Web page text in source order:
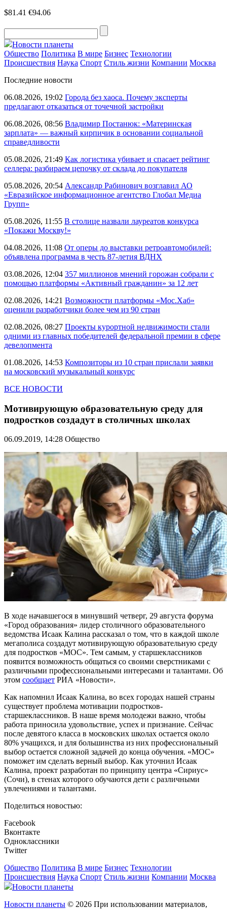
$81.41 €94.06
Новости планеты
Общество Политика В мире Бизнес Технологии
Происшествия Наука Спорт Стиль жизни Компании Москва
Последние новости
06.08.2026, 19:02 Города без хаоса. Почему эксперты
предлагают отказаться от точечной застройки
06.08.2026, 08:56 Владимир Постанюк: «Материнская
зарплата» — важный кирпичик в основании социальной
справедливости
05.08.2026, 21:49 Как логистика убивает и спасает рейтинг
селлера: разбираем цепочку от склада до покупателя
05.08.2026, 20:54 Александр Рабинович возглавил АО
«Евразийское информационное агентство Глобал Медиа
Групп»
05.08.2026, 11:55 В столице назвали лауреатов конкурса
«Покажи Москву!»
04.08.2026, 11:08 От оперы до выставки ретроавтомобилей:
объявлена программа в честь 87-летия ВДНХ
03.08.2026, 12:04 357 миллионов мнений горожан собрали с
помощью платформы «Активный гражданин» за 12 лет
02.08.2026, 14:21 Возможности платформы «Мос.Хаб»
оценили разработчики более чем из 90 стран
02.08.2026, 08:27 Проекты курортной недвижимости стали
одними из главных победителей федеральной премии в сфере
девелопмента
01.08.2026, 14:53 Композиторы из 10 стран прислали заявки
на московский музыкальный конкурс
ВСЕ НОВОСТИ
Мотивирующую образовательную среду для
подростков создадут в столичных школах
06.09.2019, 14:28 Общество
В ходе начавшегося в минувший четверг, 29 августа форума
«Город образования» лидер столичного образовательного
ведомства Исаак Калина рассказал о том, что в каждой школе
мегаполиса создадут мотивирующую образовательную среду
для подростков «МОС». Тем самым, у старшеклассников
появится возможность общаться со своими сверстниками с
различными профессиональными интересами и талантами. Об
этом сообщает РИА «Новости».
Как напомнил Исаак Калина, во всех городах нашей страны
существует проблема мотивации подростков-
старшеклассников. В наше время молодежи важно, чтобы
работа приносила удовольствие, успех и признание. Сейчас
после девятого класса в московских школах остается около
80% учащихся, и для большинства из них профессиональный
выбор остается сложной задачей до конца обучения. «МОС»
поможет им сделать верный выбор. Как уточнил Исаак
Калина, проект разработан по принципу центра «Сириус»
(Сочи), в стенах которого обучаются дети с различными
увлечениями и талантами.
Поделиться новостью:
Facebook
Вконтакте
Одноклассники
Twitter
Общество Политика В мире Бизнес Технологии
Происшествия Наука Спорт Стиль жизни Компании Москва
Новости планеты
Новости планеты © 2026 При использовании материалов,